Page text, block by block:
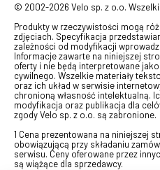
© 2002-2026 Velo sp. z o.o.
Produkty w rzeczywistości mogą
zdjęciach. Specyfikacja
zależności od modyfikacji
Informacje zawarte na niniejszej
oferty i nie będą interpretowane
cywilnego. Wszelkie materiały
oraz ich układ w serwisie
chronioną własność intelektualną.
modyfikacja oraz publikacja dla
zgody Velo sp. z o.o. są zabronione.
1 Cena prezentowana na niniejszej
obowiązującą przy składaniu
serwisu. Ceny oferowane przez
są wiążące dla sprzedawcy.